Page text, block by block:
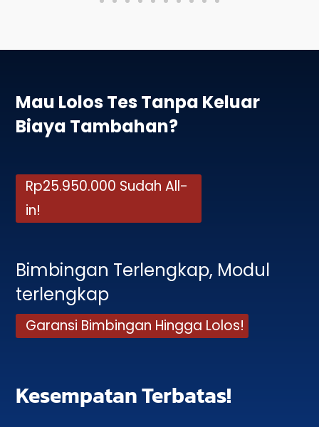
Mau Lolos Tes Tanpa Keluar
Biaya Tambahan?
Rp25.950.000 Sudah All-
in!
Bimbingan Terlengkap, Modul
terlengkap
Garansi Bimbingan Hingga Lolos!
Kesempatan Terbatas!